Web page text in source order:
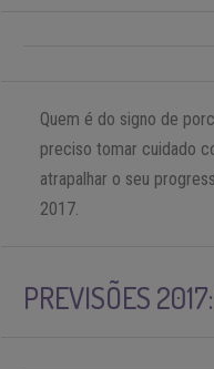
Quem é do signo de
preciso tomar cuidado
atrapalhar o seu
2017.
PREVISÕES